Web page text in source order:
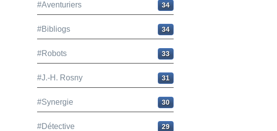
#Aventuriers 34
#Bibliogs 34
#Robots 33
#J.-H. Rosny 31
#Synergie 30
#Détective 29